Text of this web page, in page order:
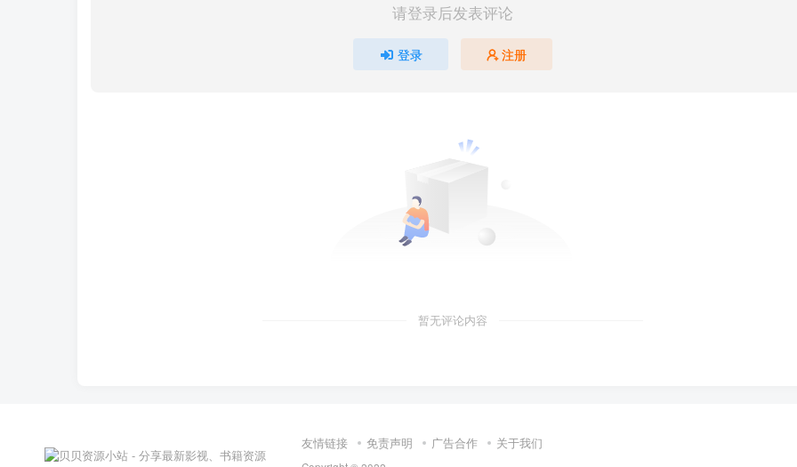
请登录后发表评论
登录 注册
暂无评论内容
友情链接 免责声明 广告合作 关于我们